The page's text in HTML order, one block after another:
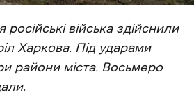
війська здійснили
Харкова. Під ударами
райони міста. Восьмеро